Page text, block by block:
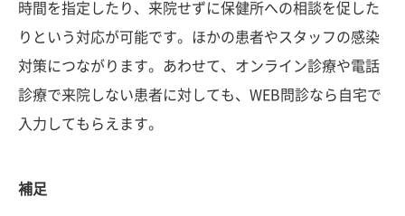
時間を指定したり、来院せずに保健所への相談を促した
りという対応が可能です。ほかの患者やスタッフの感染
対策につながります。あわせて、オンライン診療や電話
診療で来院しない患者に対しても、WEB問診なら自宅で
入力してもらえます。
補足